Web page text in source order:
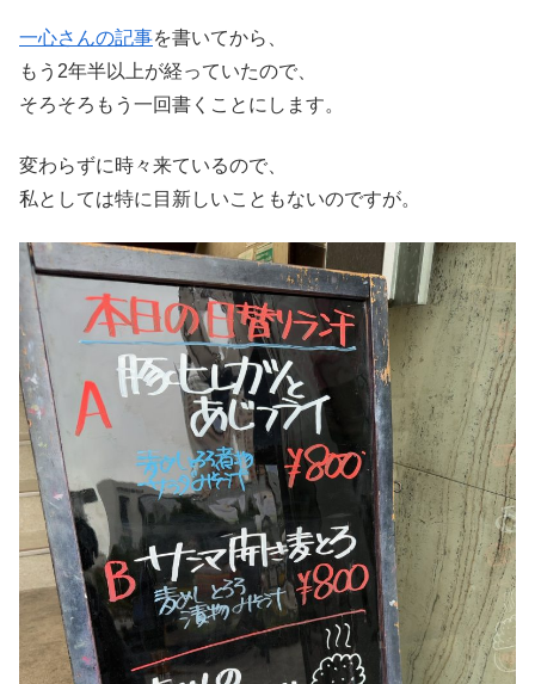
一心さんの記事を書いてから、
もう2年半以上が経っていたので、
そろそろもう一回書くことにします。
変わらずに時々来ているので、
私としては特に目新しいこともないのですが。